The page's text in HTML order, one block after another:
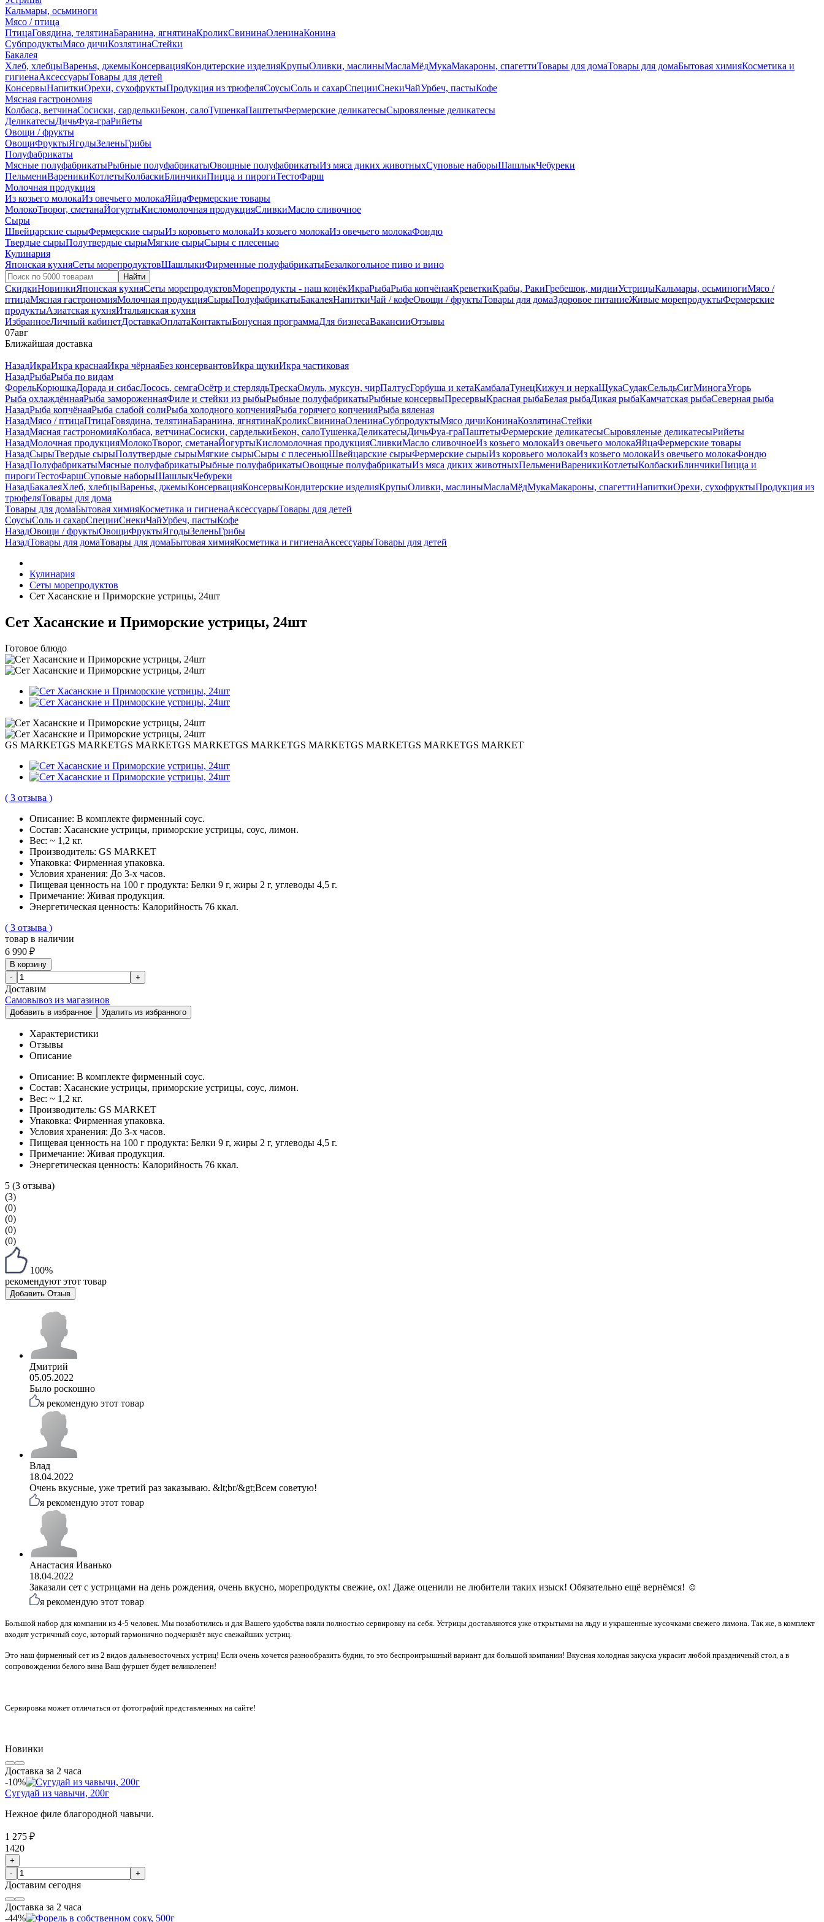
Кальмары, осьминоги
Мясо / птица
ПтицаГовядина, телятинаБаранина, ягнятинаКроликСвининаОленинаКонина
СубпродуктыМясо дичиКозлятинаСтейки
Бакалея
Хлеб, хлебцыВаренья, джемыКонсервацияКондитерские изделияКрупыОливки, маслиныМаслаМёдМукаМакароны, спагеттиТовары для домаТовары для домаБытовая химияКосметика и
гигиенаАксессуарыТовары для детей
КонсервыНапиткиОрехи, сухофруктыПродукция из трюфеляСоусыСоль и сахарСпецииСнекиЧайУрбеч, пастыКофе
Мясная гастрономия
Колбаса, ветчинаСосиски, сарделькиБекон, салоТушенкаПаштетыФермерские деликатесыСыровяленые деликатесы
ДеликатесыДичьФуа-граРийеты
Овощи / фрукты
ОвощиФруктыЯгодыЗеленьГрибы
Полуфабрикаты
Мясные полуфабрикатыРыбные полуфабрикатыОвощные полуфабрикатыИз мяса диких животныхСуповые наборыШашлыкЧебуреки
ПельмениВареникиКотлетыКолбаскиБлинчикиПицца и пирогиТестоФарш
Молочная продукция
Из козьего молокаИз овечьего молокаЯйцаФермерские товары
МолокоТворог, сметанаЙогуртыКисломолочная продукцияСливкиМасло сливочное
Сыры
Швейцарские сырыФермерские сырыИз коровьего молокаИз козьего молокаИз овечьего молокаФондю
Твердые сырыПолутвердые сырыМягкие сырыСыры c плесенью
Кулинария
Японская кухняСеты морепродуктовШашлыкиФирменные полуфабрикатыБезалкогольное пиво и вино
Найти
СкидкиНовинкиЯпонская кухняСеты морепродуктовМорепродукты - наш конёкИкраРыбаРыба копчёнаяКреветкиКрабы, РакиГребешок, мидииУстрицыКальмары, осьминогиМясо /
птицаМясная гастрономияМолочная продукцияСырыПолуфабрикатыБакалеяНапиткиЧай / кофеОвощи / фруктыТовары для домаЗдоровое питаниеЖивые морепродуктыФермерские
продуктыАзиатская кухняИтальянская кухня
ИзбранноеЛичный кабинетДоставкаОплатаКонтактыБонусная программаДля бизнесаВакансииОтзывы
07авг
Ближайшая доставка
НазадИкраИкра краснаяИкра чёрнаяБез консервантовИкра щукиИкра частиковая
НазадРыбаРыба по видам
ФорельКорюшкаДорада и сибасЛосось, семгаОсётр и стерлядьТрескаОмуль, муксун, чирПалтусГорбуша и кетаКамбалаТунецКижуч и неркаЩукаСудакСельдьСигМиногаУгорь
Рыба охлаждённаяРыба замороженнаяФиле и стейки из рыбыРыбные полуфабрикатыРыбные консервыПресервыКрасная рыбаБелая рыбаДикая рыбаКамчатская рыбаСеверная рыба
НазадРыба копчёнаяРыба слабой солиРыба холодного копченияРыба горячего копченияРыба вяленая
НазадМясо / птицаПтицаГовядина, телятинаБаранина, ягнятинаКроликСвининаОленинаСубпродуктыМясо дичиКонинаКозлятинаСтейки
НазадМясная гастрономияКолбаса, ветчинаСосиски, сарделькиБекон, салоТушенкаДеликатесыДичьФуа-граПаштетыФермерские деликатесыСыровяленые деликатесыРийеты
НазадМолочная продукцияМолокоТворог, сметанаЙогуртыКисломолочная продукцияСливкиМасло сливочноеИз козьего молокаИз овечьего молокаЯйцаФермерские товары
НазадСырыТвердые сырыПолутвердые сырыМягкие сырыСыры c плесеньюШвейцарские сырыФермерские сырыИз коровьего молокаИз козьего молокаИз овечьего молокаФондю
НазадПолуфабрикатыМясные полуфабрикатыРыбные полуфабрикатыОвощные полуфабрикатыИз мяса диких животныхПельмениВареникиКотлетыКолбаскиБлинчикиПицца и
пирогиТестоФаршСуповые наборыШашлыкЧебуреки
НазадБакалеяХлеб, хлебцыВаренья, джемыКонсервацияКонсервыКондитерские изделияКрупыОливки, маслиныМаслаМёдМукаМакароны, спагеттиНапиткиОрехи, сухофруктыПродукция из
трюфеляТовары для дома
Товары для домаБытовая химияКосметика и гигиенаАксессуарыТовары для детей
СоусыСоль и сахарСпецииСнекиЧайУрбеч, пастыКофе
НазадОвощи / фруктыОвощиФруктыЯгодыЗеленьГрибы
НазадТовары для домаТовары для домаБытовая химияКосметика и гигиенаАксессуарыТовары для детей
Кулинария
Сеты морепродуктов
Сет Хасанские и Приморские устрицы, 24шт
Сет Хасанские и Приморские устрицы, 24шт
Готовое блюдо
GS MARKETGS MARKETGS MARKETGS MARKETGS MARKETGS MARKETGS MARKETGS MARKETGS MARKET
( 3 отзыва )
Описание: В комплекте фирменный соус.
Состав: Хасанские устрицы, приморские устрицы, соус, лимон.
Вес: ~ 1,2 кг.
Производитель: GS MARKET
Упаковка: Фирменная упаковка.
Условия хранения: До 3-х часов.
Пищевая ценность на 100 г продукта: Белки 9 г, жиры 2 г, углеводы 4,5 г.
Примечание: Живая продукция.
Энергетическая ценность: Калорийность 76 ккал.
( 3 отзыва )
товар в наличии
6 990 ₽
В корзину
-
+
Доставим
Самовывоз из магазинов
Добавить в избранное Удалить из избранного
Характеристики
Отзывы
Описание
Описание: В комплекте фирменный соус.
Состав: Хасанские устрицы, приморские устрицы, соус, лимон.
Вес: ~ 1,2 кг.
Производитель: GS MARKET
Упаковка: Фирменная упаковка.
Условия хранения: До 3-х часов.
Пищевая ценность на 100 г продукта: Белки 9 г, жиры 2 г, углеводы 4,5 г.
Примечание: Живая продукция.
Энергетическая ценность: Калорийность 76 ккал.
5 (3 отзыва)
(3)
(0)
(0)
(0)
(0)
100%
рекомендуют этот товар
Добавить Отзыв
Дмитрий
05.05.2022
Было роскошно
я рекомендую этот товар
Влад
18.04.2022
Очень вкусные, уже третий раз заказываю. &lt;br/&gt;Всем советую!
я рекомендую этот товар
Анастасия Иванько
18.04.2022
Заказали сет с устрицами на день рождения, очень вкусно, морепродукты свежие, ох! Даже оценили не любители таких изыск! Обязательно ещё вернёмся! ☺️
я рекомендую этот товар
Большой набор для компании из 4-5 человек. Мы позаботились и для Вашего удобства взяли полностью сервировку на себя. Устрицы доставляются уже открытыми на льду и украшенные кусочками свежего лимона. Так же, в комплект
входит устричный соус, который гармонично подчеркнёт вкус свежайших устриц.
Это наш фирменный сет из 2 видов дальневосточных устриц! Если очень хочется разнообразить будни, то это беспроигрышный вариант для большой компании! Вкусная холодная закуска украсит любой праздничный стол, а в
сопровождении белого вина Ваш фуршет будет великолепен!
Сервировка может отличаться от фотографий представленных на сайте!
Новинки
Доставка за 2 часа
-10%
Сугудай из чавычи, 200г
Нежное филе благородной чавычи.
1 275 ₽
1420
+
-
+
Доставим сегодня
Доставка за 2 часа
-44%